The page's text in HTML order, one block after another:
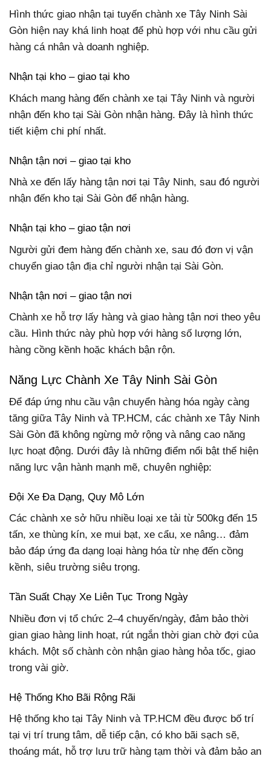
Hình thức giao nhận tại tuyến chành xe Tây Ninh Sài
Gòn hiện nay khá linh hoạt để phù hợp với nhu cầu gửi
hàng cá nhân và doanh nghiệp.
Nhận tại kho – giao tại kho
Khách mang hàng đến chành xe tại Tây Ninh và người
nhận đến kho tại Sài Gòn nhận hàng. Đây là hình thức
tiết kiệm chi phí nhất.
Nhận tận nơi – giao tại kho
Nhà xe đến lấy hàng tận nơi tại Tây Ninh, sau đó người
nhận đến kho tại Sài Gòn để nhận hàng.
Nhận tại kho – giao tận nơi
Người gửi đem hàng đến chành xe, sau đó đơn vị vận
chuyển giao tận địa chỉ người nhận tại Sài Gòn.
Nhận tận nơi – giao tận nơi
Chành xe hỗ trợ lấy hàng và giao hàng tận nơi theo yêu
cầu. Hình thức này phù hợp với hàng số lượng lớn,
hàng cồng kềnh hoặc khách bận rộn.
Năng Lực Chành Xe Tây Ninh Sài Gòn
Để đáp ứng nhu cầu vận chuyển hàng hóa ngày càng
tăng giữa Tây Ninh và TP.HCM, các chành xe Tây Ninh
Sài Gòn đã không ngừng mở rộng và nâng cao năng
lực hoạt động. Dưới đây là những điểm nổi bật thể hiện
năng lực vận hành mạnh mẽ, chuyên nghiệp:
Đội Xe Đa Dạng, Quy Mô Lớn
Các chành xe sở hữu nhiều loại xe tải từ 500kg đến 15
tấn, xe thùng kín, xe mui bạt, xe cẩu, xe nâng… đảm
bảo đáp ứng đa dạng loại hàng hóa từ nhẹ đến cồng
kềnh, siêu trường siêu trọng.
Tần Suất Chạy Xe Liên Tục Trong Ngày
Nhiều đơn vị tổ chức 2–4 chuyến/ngày, đảm bảo thời
gian giao hàng linh hoạt, rút ngắn thời gian chờ đợi của
khách. Một số chành còn nhận giao hàng hỏa tốc, giao
trong vài giờ.
Hệ Thống Kho Bãi Rộng Rãi
Hệ thống kho tại Tây Ninh và TP.HCM đều được bố trí
tại vị trí trung tâm, dễ tiếp cận, có kho bãi sạch sẽ,
thoáng mát, hỗ trợ lưu trữ hàng tạm thời và đảm bảo an